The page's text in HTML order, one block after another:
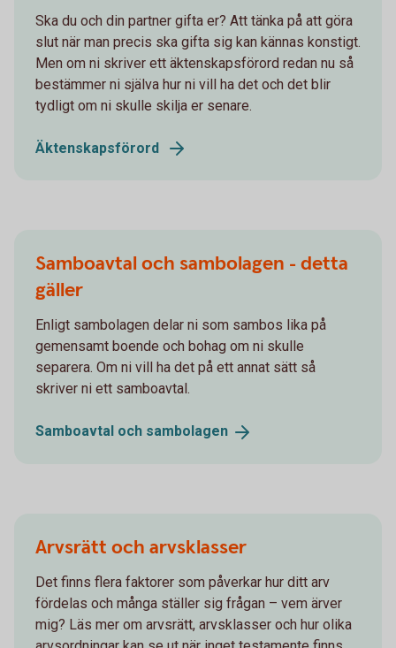
Ska du och din partner gifta er? Att tänka på att göra
slut när man precis ska gifta sig kan kännas konstigt.
Men om ni skriver ett äktenskapsförord redan nu så
bestämmer ni själva hur ni vill ha det och det blir
tydligt om ni skulle skilja er senare.
Äktenskapsförord
Samboavtal och sambolagen - detta
gäller
Enligt sambolagen delar ni som sambos lika på
gemensamt boende och bohag om ni skulle
separera. Om ni vill ha det på ett annat sätt så
skriver ni ett samboavtal.
Samboavtal och sambolagen
Arvsrätt och arvsklasser
Det finns flera faktorer som påverkar hur ditt arv
fördelas och många ställer sig frågan – vem ärver
mig? Läs mer om arvsrätt, arvsklasser och hur olika